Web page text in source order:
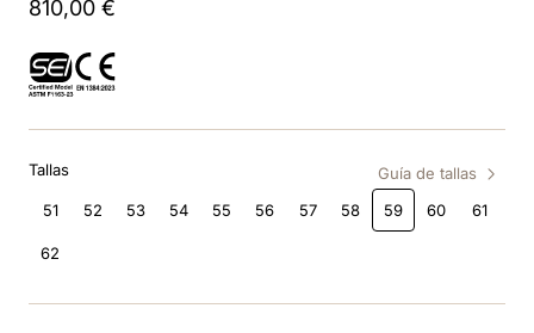
3.inserti
4.nova
6. kep nero
7.cromo
8.
810,00 €
Tallas
Guía de tallas
51
52 53 54 55 56 57 58 59 60 61
62